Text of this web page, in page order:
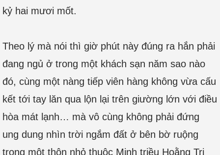
kỷ hai mươi mốt.
Theo lý mà nói thì giờ phút này đúng ra hắn phải
đang ngủ ở trong một khách sạn năm sao nào
đó, cùng một nàng tiếp viên hàng không vừa cấu
kết tới tay lăn qua lộn lại trên giường lớn với điều
hòa mát lạnh… mà vô cùng không phải đứng
ung dung nhìn trời ngắm đất ở bên bờ ruộng
trong một thôn nhỏ thuộc Minh triều Hoằng Trị